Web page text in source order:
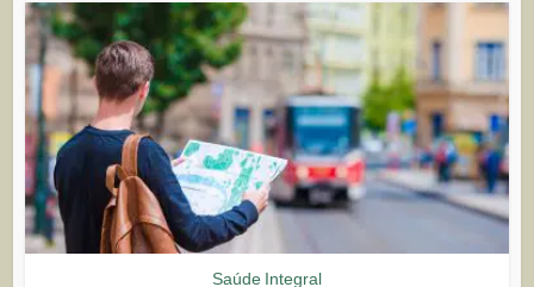
Saúde Integral